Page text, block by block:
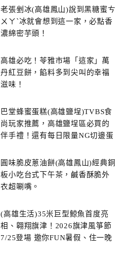
老張剉冰(高雄鳳山)說到黑糖蜜ㄘ
ㄨㄚˋ冰就會想到這一家，必點香
濃綿密芋頭！
高雄必吃！苓雅市場「這家」萬
丹紅豆餅，餡料多到尖叫的幸福
滋味！
巴堂蜂蜜蛋糕(高雄鹽埕)TVBS食
尚玩家推薦，高雄鹽埕區必買的
伴手禮！還有每日限量NG切邊蛋
圓味脆皮蔥油餅(高雄鳳山)經典銅
板小吃台式下午茶，鹹香酥脆外
衣超唰嘴。
(高雄生活)35米巨型鯨魚首度亮
相、翱翔旗津！2026旗津風箏節
7/25登場 邀你FUN暑假、住一晚